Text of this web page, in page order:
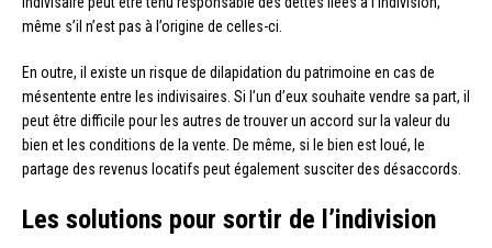
même s’il n’est pas à l’origine de celles-ci.
En outre, il existe un risque de dilapidation du patrimoine en cas de
mésentente entre les indivisaires. Si l’un d’eux souhaite vendre sa part, il
peut être difficile pour les autres de trouver un accord sur la valeur du
bien et les conditions de la vente. De même, si le bien est loué, le
partage des revenus locatifs peut également susciter des désaccords.
Les solutions pour sortir de l’indivision